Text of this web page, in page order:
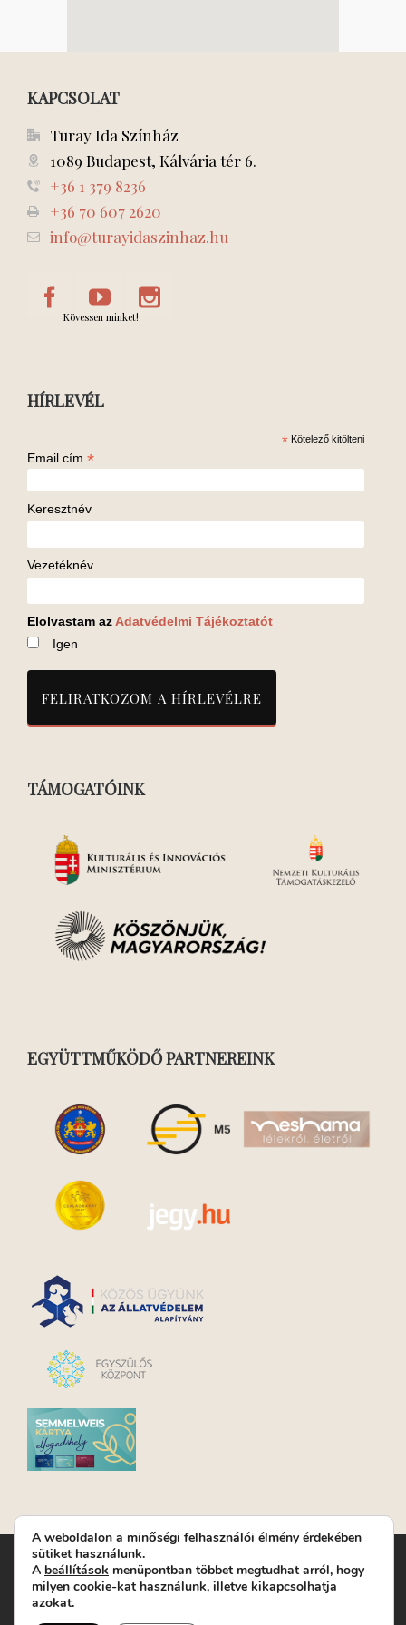
KAPCSOLAT
Turay Ida Színház
1089 Budapest, Kálvária tér 6.
+36 1 379 8236
+36 70 607 2620
info@turayidaszinhaz.hu
Kövessen minket!
HÍRLEVÉL
* Kötelező kitölteni
Email cím *
Keresztnév
Vezetéknév
Elolvastam az Adatvédelmi Tájékoztatót
Igen
TÁMOGATÓINK
EGYÜTTMŰKÖDŐ PARTNEREINK
Turay Ida Színház Közhasznú Nonprofit Kft. | Működési
helyszín: Turay Ida Színház 1089 Budapest, Kálvária tér 6. |
Levelezési cím: 1089 Budapest, Kálvária tér 14. | Titkárság:
A weboldalon a minőségi felhasználói élmény érdekében
sütiket használunk.
A beállítások menüpontban többet megtudhat arról, hogy
milyen cookie-kat használunk, illetve kikapcsolhatja
azokat.